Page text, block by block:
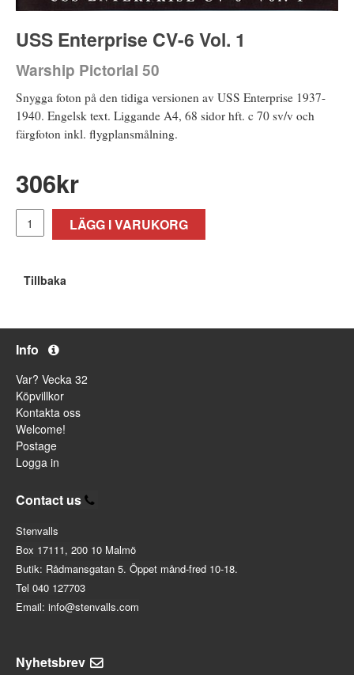
USS Enterprise CV-6 Vol. 1
Warship Pictorial 50
Snygga foton på den tidiga versionen av USS Enterprise 1937-
1940. Engelsk text. Liggande A4, 68 sidor hft. c 70 sv/v och
färgfoton inkl. flygplansmålning.
306kr
LÄGG I VARUKORG
Tillbaka
Info
Var? Vecka 32
Köpvillkor
Kontakta oss
Welcome!
Postage
Logga in
Contact us
Stenvalls
Box 17111, 200 10 Malmö
Butik: Rådmansgatan 5. Öppet månd-fred 10-18.
Tel 040 127703
Email: info@stenvalls.com
Nyhetsbrev